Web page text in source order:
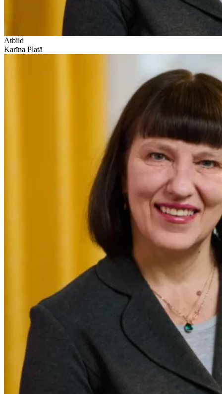
Atbild
Karīna Platā